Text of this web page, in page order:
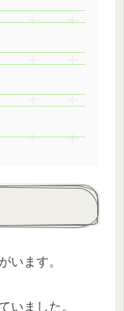
います。
いました。